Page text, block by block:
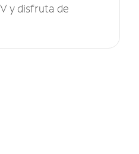
y disfruta de